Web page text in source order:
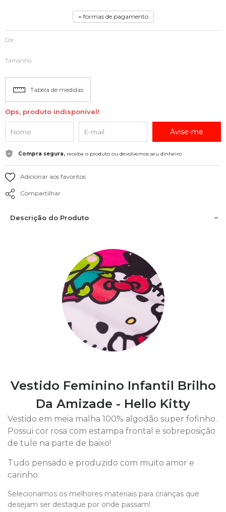
+ formas de pagamento
Cor
Tamanho
Tabela de medidas
Ops, produto indisponível!
Avise-me
Compra segura, receba o produto ou devolvemos seu dinheiro
Adicionar aos favoritos
Compartilhar
Descrição do Produto
Vestido Feminino Infantil Brilho
Da Amizade - Hello Kitty
Vestido em meia malha 100% algodão super fofinho.
Possui cor rosa com estampa frontal e sobreposição
de tule na parte de baixo!
Tudo pensado e produzido com muito amor e
carinho.
Selecionamos os melhores materiais para crianças que
desejam ser destaque por onde passam!